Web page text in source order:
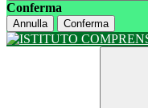
Conferma
Annulla Conferma